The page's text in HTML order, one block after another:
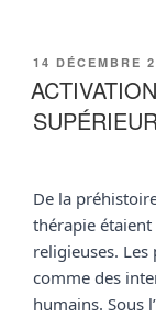
PUBLIÉ
LE
14 DÉCEMBRE
De la
thérapie
religieuses.
comme des
humains. Sous